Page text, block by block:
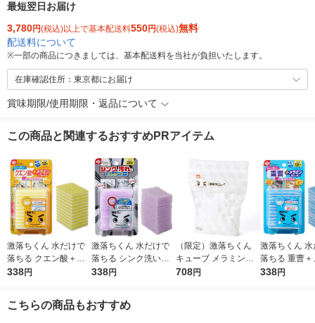
最短翌日お届け
3,780円(税込)以上で基本配送料550円(税込)無料
配送料について
※一部の商品につきましては、基本配送料を当社が負担いたします。
在庫確認住所：東京都にお届け
賞味期限/使用期限・返品について
この商品と関連するおすすめPRアイテム
激落ちくん 水だけで
落ちる クエン酸＋メ
ラミンクリーナー お
ク
338円
激落ちくん 水だけで
落ちる シンク洗いク
リーナー シンクの汚
入 1個 レック
338円
（限定）激落ちくん
キューブ メラミンス
ポンジ 大容量 1パッ
708円
激落ちくん 水
落ちる 重曹＋
ンクリーナー
338円
こちらの商品もおすすめ